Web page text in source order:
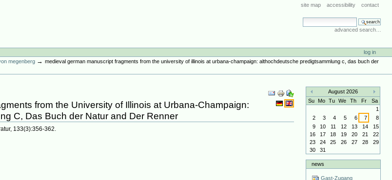
site map accessibility contact
search site
advanced search…
log in
megenberg →medieval german manuscript fragments from the university of illinois at urbana-champaign: althochdeutsche predigtsammlung c, das buch der
Document
Actions
from the University of Illinois at Urbana-Champaign:
C, Das Buch der Natur and Der Renner
133(3):356-362.
«
August 2026
»
Su Mo Tu We Th Fr
Sa
1
2
3 4 5 6 7
8
9
10 11 12 13 14
15
16
17 18 19 20 21
22
23
24 25 26 27 28
29
30
31
news
Gast-Zugang